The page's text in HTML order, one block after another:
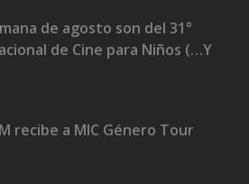
de agosto son del 31°
de Cine para Niños (…Y
recibe a MIC Género Tour